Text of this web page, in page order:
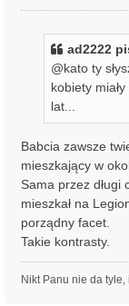
o
ad2222
@kato ty
kobiety
lat...
Babcia zawsze
mieszkający w
Sama przez długi
mieszkał na
porządny facet.
Takie kontrasty.
Nikt Panu nie da